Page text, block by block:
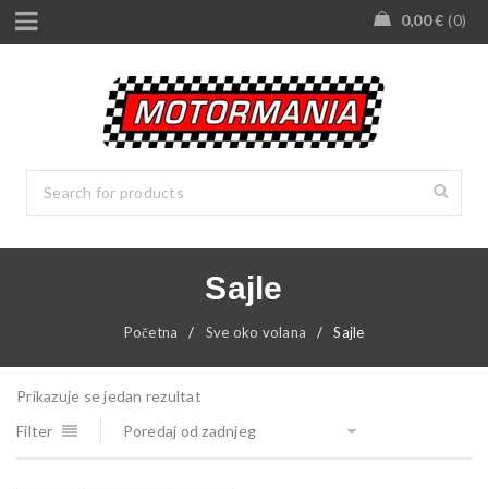
0,00€ 0
Sajle
Početna / Sve oko volana / Sajle
Prikazuje se jedan rezultat
Filter
Poredaj od zadnjeg